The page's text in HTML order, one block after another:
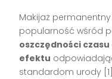
Makijaż
popularność wśród
oszczędności
efektu
standardom urody